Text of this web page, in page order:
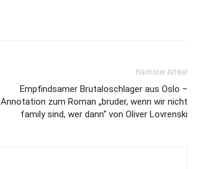
Nächster Artikel
Empfindsamer Brutaloschlager aus Oslo –
Annotation zum Roman „bruder, wenn wir nicht
family sind, wer dann“ von Oliver Lovrenski